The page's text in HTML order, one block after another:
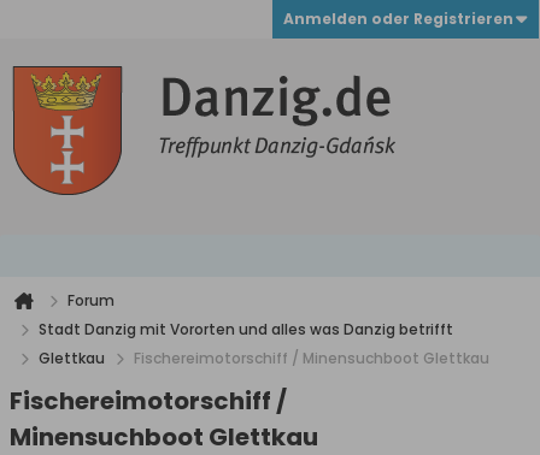
Anmelden oder Registrieren
Forum
Stadt Danzig mit Vororten und alles was Danzig betrifft
Glettkau
Fischereimotorschiff / Minensuchboot Glettkau
Fischereimotorschiff /
Minensuchboot Glettkau